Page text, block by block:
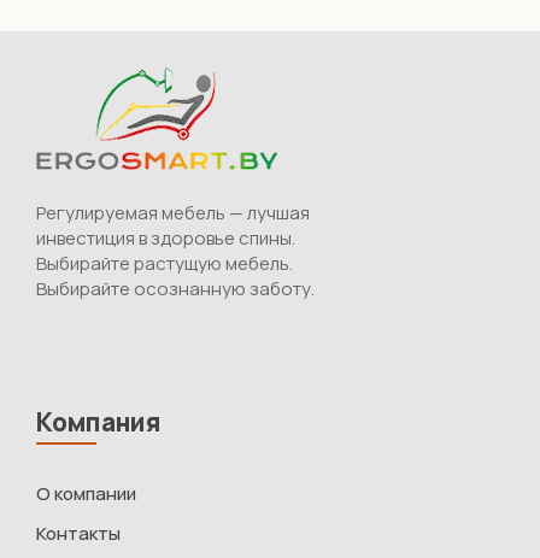
Регулируемая мебель — лучшая
инвестиция в здоровье спины.
Выбирайте растущую мебель.
Выбирайте осознанную заботу.
Компания
О компании
Контакты